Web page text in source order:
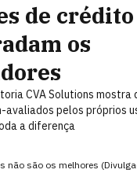
de
os
CVA Solutions mostra
avaliados pelos próprios
a diferença
não são os melhores